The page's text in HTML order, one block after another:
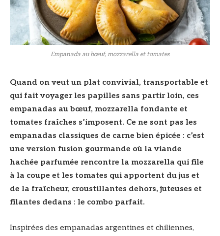
Empanada au bœuf, mozzarella et tomates
Quand on veut un plat convivial, transportable et
qui fait voyager les papilles sans partir loin, ces
empanadas au bœuf, mozzarella fondante et
tomates fraîches s’imposent. Ce ne sont pas les
empanadas classiques de carne bien épicée : c’est
une version fusion gourmande où la viande
hachée parfumée rencontre la mozzarella qui file
à la coupe et les tomates qui apportent du jus et
de la fraîcheur, croustillantes dehors, juteuses et
filantes dedans : le combo parfait.
Inspirées des empanadas argentines et chiliennes,